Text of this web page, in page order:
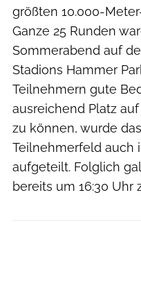
größten 10.000-
Ganze 25 Runden
Sommerabend auf
Stadions Hammer
Teilnehmern gute
ausreichend Platz
zu können, wurde
Teilnehmerfeld auch
aufgeteilt. Folglich
bereits um 16:30 Uhr